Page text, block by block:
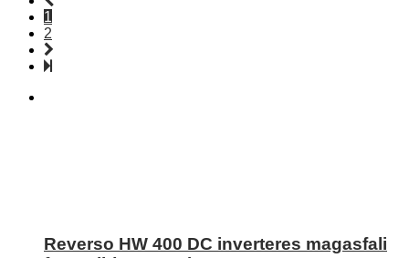
1
2
Reverso HW 400 DC inverteres magasfali